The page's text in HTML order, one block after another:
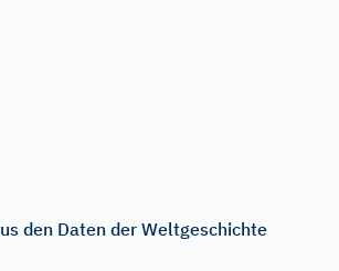
den Daten der Weltgeschichte